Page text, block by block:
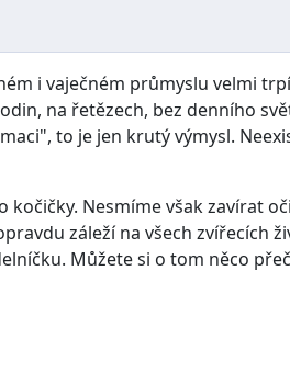
i vaječném průmyslu velmi
na řetězech, bez denního
to je jen krutý výmysl.
Nesmíme však zavírat
záleží na všech zvířecích
Můžete si o tom něco